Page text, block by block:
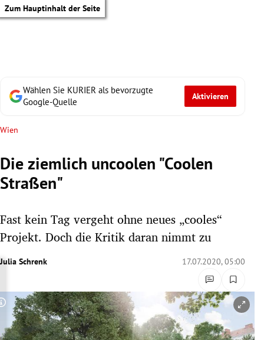
Zum Hauptinhalt der Seite
Untermenü
Untermenü
Wählen Sie KURIER als bevorzugte
Google-Quelle
Aktivieren
Wien
Die ziemlich uncoolen "Coolen
Straßen"
Fast kein Tag vergeht ohne neues „cooles“
Projekt. Doch die Kritik daran nimmt zu
Julia Schrenk 17.07.2020, 05:00
Copyright-Hinweis öffnen/schließen